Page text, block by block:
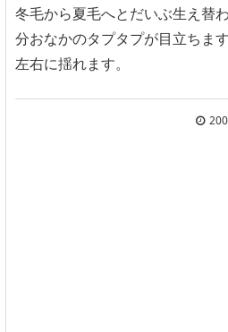
冬毛から夏毛へとだいぶ生え替
分おなかのタプタプが目立ちま
左右に揺れます。